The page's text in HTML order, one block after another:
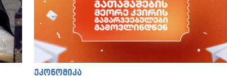
ეკონომიკა